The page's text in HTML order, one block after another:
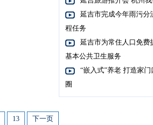
延吉市完成今年雨污分
程任务
延吉市为常住人口免费
基本公共卫生服务
“嵌入式”养老 打造家门
圈
13 下一页